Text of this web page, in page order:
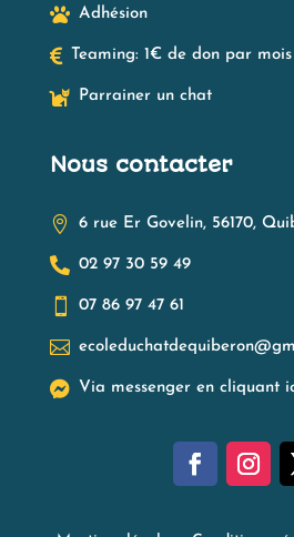
 Adhésion
 Teaming: 1€ de don par mois
 Parrainer un chat
Nous contacter
 6 rue Er Govelin, 56170,
 02 97 30 59 49
 07 86 97 47 61

 Via messenger en cliquant